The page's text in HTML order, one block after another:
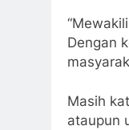
Dengan
Masih
ataupun